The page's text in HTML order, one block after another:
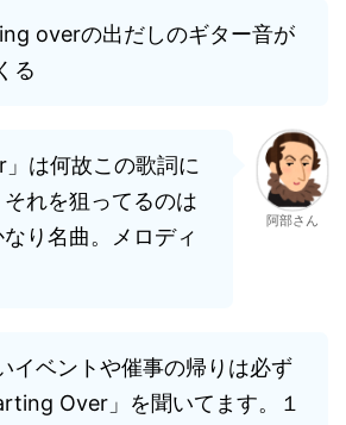
overの出だしのギター音が
る
は何故この歌詞に
れを狙ってるのは
り名曲。メロディ
阿部さん
イベントや催事の帰りは必ず
Over」を聞いてます。１